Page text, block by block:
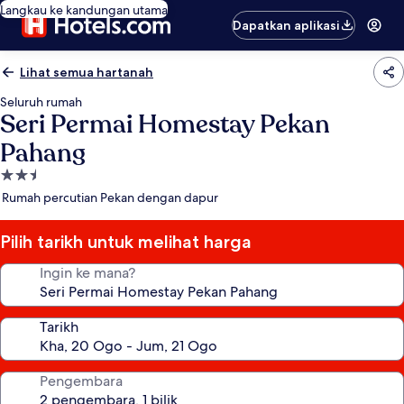
Langkau ke kandungan utama
Dapatkan aplikasi
Lihat semua hartanah
Seluruh rumah
Seri Permai Homestay Pekan
Pahang
Hartanah
2.5
Rumah percutian Pekan dengan dapur
Pilih tarikh untuk melihat harga
Ingin ke mana?
Tarikh
Pengembara